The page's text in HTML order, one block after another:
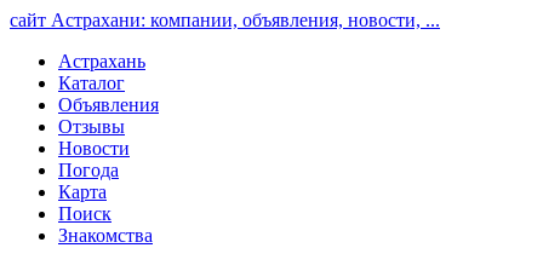
сайт Астрахани: компании, объявления, новости, ...
Астрахань
Каталог
Объявления
Отзывы
Новости
Погода
Карта
Поиск
Знакомства